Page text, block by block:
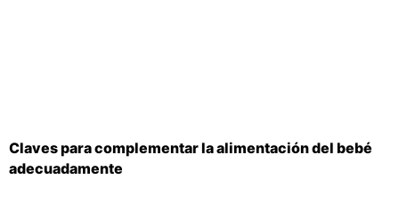
Claves para complementar la alimentación del bebé
adecuadamente